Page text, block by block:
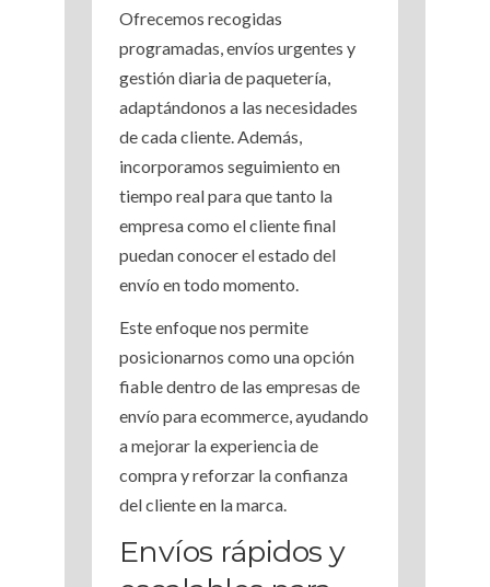
Ofrecemos recogidas
programadas, envíos urgentes y
gestión diaria de paquetería,
adaptándonos a las necesidades
de cada cliente. Además,
incorporamos seguimiento en
tiempo real para que tanto la
empresa como el cliente final
puedan conocer el estado del
envío en todo momento.
Este enfoque nos permite
posicionarnos como una opción
fiable dentro de las empresas de
envío para ecommerce, ayudando
a mejorar la experiencia de
compra y reforzar la confianza
del cliente en la marca.
Envíos rápidos y